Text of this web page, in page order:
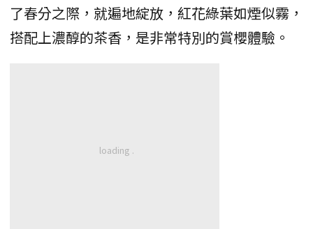
了春分之際，就遍地綻放，紅花綠葉如煙似霧，
搭配上濃醇的茶香，是非常特別的賞櫻體驗。